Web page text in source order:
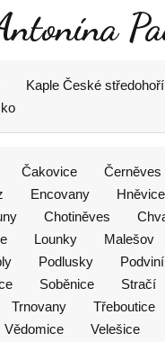
Kaple České středohoří
Čakovice Černěves
Encovany Hněvice
Chotiněves
Lounky Malešov
Podlusky Podviní
Soběnice Stračí
Trnovany Třeboutice
Vědomice Velešice